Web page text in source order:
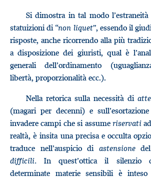
Si dimostra in tal modo
statuizioni di “non liquet”, essendo il
risposte, anche ricorrendo alla più
a disposizione dei giuristi, qual è
generali dell’ordinamento
libertà, proporzionalità ecc.).
Nella retorica sulla necessità di
(magari per decenni) e
invadere campi che si assume riservati
realtà, è insita una precisa e occulta
traduce nell’auspicio di astensionedel
difficili. In quest’ottica il silenzio
determinate materie sensibili è